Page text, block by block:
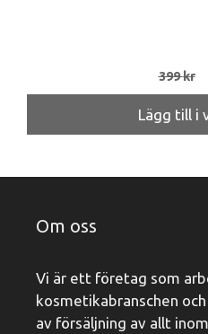
399kr
Lägg till i
Om oss
Vi är ett företag som
kosmetikabranschen
av försäljning av allt